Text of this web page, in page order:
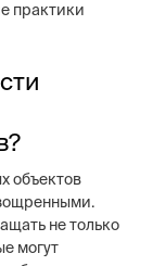
практики
объектов
не только
могут